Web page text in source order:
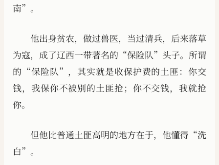
南”。
他出身贫农，做过兽医，当过清兵，后来落草
为寇，成了辽西一带著名的“保险队”头子。所谓
的“保险队”，其实就是收保护费的土匪：你交
钱，我保你不被别的土匪抢；你不交钱，我就抢
你。
但他比普通土匪高明的地方在于，他懂得“洗
白”。